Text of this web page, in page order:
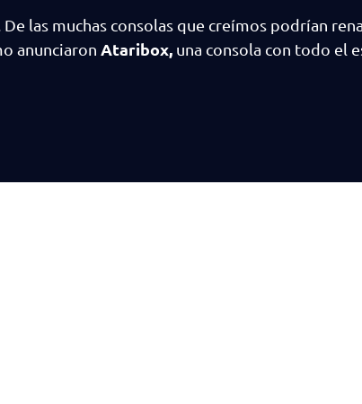
las muchas consolas que creímos podrían
anunciaron Ataribox, una consola con todo el